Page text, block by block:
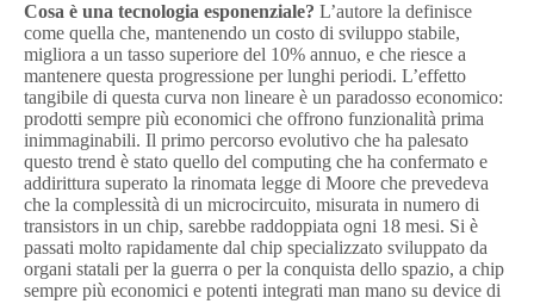
Cosa è una tecnologia esponenziale? L’autore la definisce
come quella che, mantenendo un costo di sviluppo stabile,
migliora a un tasso superiore del 10% annuo, e che riesce a
mantenere questa progressione per lunghi periodi. L’effetto
tangibile di questa curva non lineare è un paradosso economico:
prodotti sempre più economici che offrono funzionalità prima
inimmaginabili. Il primo percorso evolutivo che ha palesato
questo trend è stato quello del computing che ha confermato e
addirittura superato la rinomata legge di Moore che prevedeva
che la complessità di un microcircuito, misurata in numero di
transistors in un chip, sarebbe raddoppiata ogni 18 mesi. Si è
passati molto rapidamente dal chip specializzato sviluppato da
organi statali per la guerra o per la conquista dello spazio, a chip
sempre più economici e potenti integrati man mano su device di